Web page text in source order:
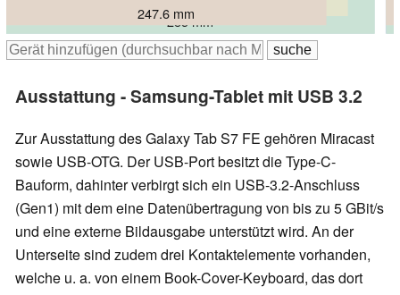
284.8 mm
285 mm
247.6 mm
Ausstattung - Samsung-Tablet mit USB 3.2
Zur Ausstattung des Galaxy Tab S7 FE gehören Miracast
sowie USB-OTG. Der USB-Port besitzt die Type-C-
Bauform, dahinter verbirgt sich ein USB-3.2-Anschluss
(Gen1) mit dem eine Datenübertragung von bis zu 5 GBit/s
und eine externe Bildausgabe unterstützt wird. An der
Unterseite sind zudem drei Kontaktelemente vorhanden,
welche u. a. von einem Book-Cover-Keyboard, das dort